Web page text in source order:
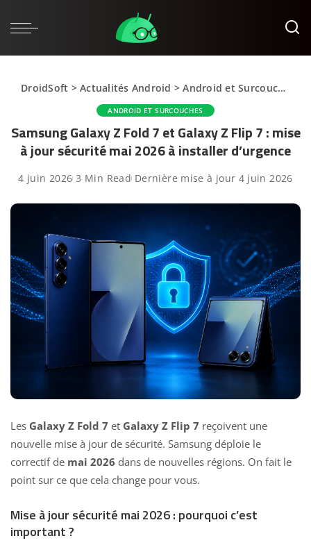
DroidSoft >Actualités Android >Android et Surcouches
ANDROID ET SURCOUCHES
Samsung Galaxy Z Fold 7 et Galaxy Z Flip 7 : mise
à jour sécurité mai 2026 à installer d’urgence
4 juin 2026 3 Min Read Dernière mise à jour 4 juin 2026
Les Galaxy Z Fold 7 et Galaxy Z Flip 7 reçoivent une
nouvelle mise à jour de sécurité. Samsung déploie le
correctif de mai 2026 dans de nouvelles régions. On fait le
point sur ce que cela change pour vous.
Mise à jour sécurité mai 2026 : pourquoi c’est
important ?